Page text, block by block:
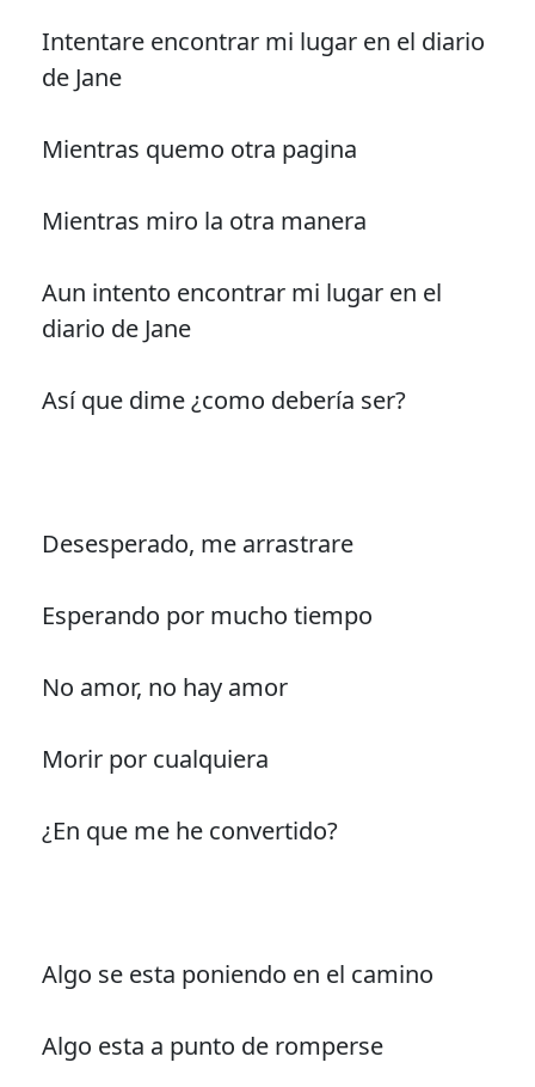
Intentare encontrar mi lugar en el diario
de Jane
Mientras quemo otra pagina
Mientras miro la otra manera
Aun intento encontrar mi lugar en el
diario de Jane
Así que dime ¿como debería ser?
Desesperado, me arrastrare
Esperando por mucho tiempo
No amor, no hay amor
Morir por cualquiera
¿En que me he convertido?
Algo se esta poniendo en el camino
Algo esta a punto de romperse